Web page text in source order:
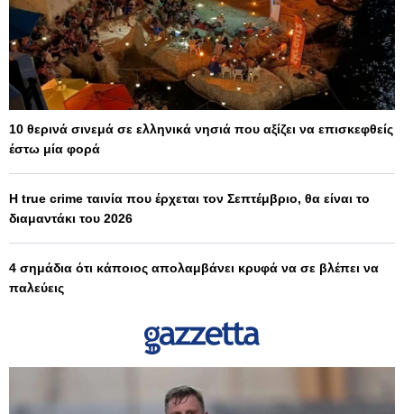
10 θερινά σινεμά σε ελληνικά νησιά που αξίζει να επισκεφθείς
έστω μία φορά
Η true crime ταινία που έρχεται τον Σεπτέμβριο, θα είναι το
διαμαντάκι του 2026
4 σημάδια ότι κάποιος απολαμβάνει κρυφά να σε βλέπει να
παλεύεις